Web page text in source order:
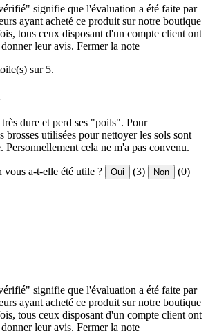
signifie que l'évaluation a été faite par
ayant acheté ce produit sur notre boutique
tous ceux disposant d'un compte client ont
leur avis. Fermer la note
sur 5.
très dure et perd ses "poils". Pour
brosses utilisées pour nettoyer les sols sont
Personnellement cela ne m'a pas convenu.
vous a-t-elle été utile ? Oui (3) Non (0)
signifie que l'évaluation a été faite par
ayant acheté ce produit sur notre boutique
tous ceux disposant d'un compte client ont
leur avis. Fermer la note